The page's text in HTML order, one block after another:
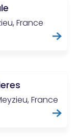
France
France